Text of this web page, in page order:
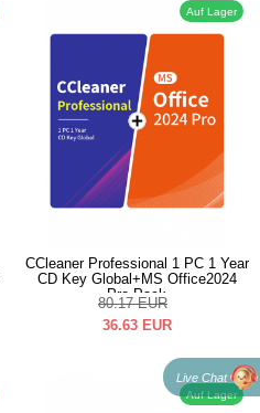
Auf Lager
CCleaner Professional 1 PC 1 Year
CD Key Global+MS Office2024
Pro Pack
80.17 EUR
36.63 EUR
Auf Lager
Live Chat